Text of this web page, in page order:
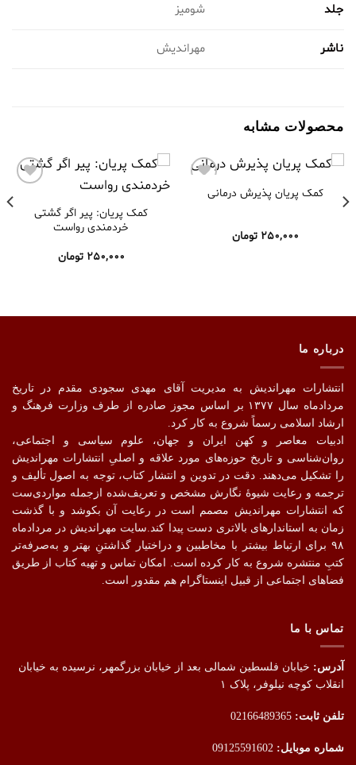
جلد شومیز
ناشر مهراندیش
محصولات مشابه
افزودنکمک پریان پذیرش درمانی
250,000 تومان
علاقهکمک پریان: پیر اگر گشتی
خردمندی رواست
250,000 تومان
درباره ما
انتشارات مهراندیش به مدیریت آقای مهدی سجودی مقدم در تاریخ
مردادماه سال ۱۳۷۷ بر اساس مجوز صادره از طرف وزارت فرهنگ و
ارشاد اسلامی رسماً شروع به کار کرد.
ادبیات معاصر و کهن ایران و جهان، علوم سیاسی و اجتماعی،
روان‌شناسی و تاریخ حوزه‌های مورد علاقه و اصلیِ انتشارات مهراندیش
را تشکیل می‌دهند. دقت در تدوین و انتشار کتاب،‌ توجه به اصول تألیف و
ترجمه و رعایت شیوهٔ نگارش مشخص و تعریف‌شده ازجمله مواردی‌ست
که انتشارات مهراندیش مصمم است در رعایت آن بکوشد و با گذشت
زمان به استاندارهای بالاتری دست پیدا کند.سایت مهراندیش در مردادماه
۹۸ برای ارتباط بیشتر با مخاطبین و دراختیار گذاشتنِ بهتر و به‌صرفه‌تر
کتبِ منتشره شروع به کار کرده است. امکان تماس و تهیه کتاب از طریق
فضاهای اجتماعی از قبیل اینستاگرام هم مقدور است.
تماس با ما
آدرس: خیابان فلسطین شمالی بعد از خیابان بزرگمهر، نرسیده به خیابان
انقلاب کوچه نیلوفر، پلاک ۱
تلفن ثابت:
شماره موبایل: